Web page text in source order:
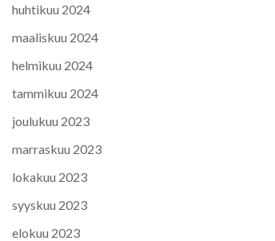
huhtikuu 2024
maaliskuu 2024
helmikuu 2024
tammikuu 2024
joulukuu 2023
marraskuu 2023
lokakuu 2023
syyskuu 2023
elokuu 2023